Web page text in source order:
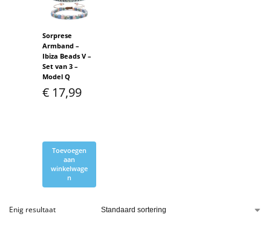
Sorprese
Armband –
Ibiza Beads V –
Set van 3 –
Model Q
€ 17,99
Toevoegen
aan
winkelwage
n
Enig resultaat